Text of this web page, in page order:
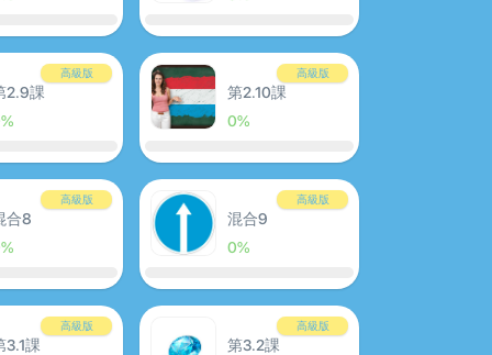
高級版
2.9課
高級版
第2.10課
0%
高級版
合8
高級版
混合9
0%
高級版
3.1課
高級版
第3.2課